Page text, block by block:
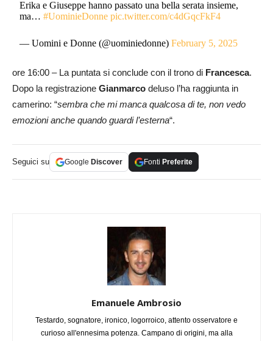
Erika e Giuseppe hanno passato una bella serata insieme,
ma…#UominieDonne pic.twitter.com/c4dGqcFkF4
— Uomini e Donne (@uominiedonne)February 5, 2025
ore 16:00 – La puntata si conclude con il trono di Francesca.
Dopo la registrazione Gianmarco deluso l’ha raggiunta in
camerino: “sembra che mi manca qualcosa di te, non vedo
emozioni anche quando guardi l’esterna“.
Seguici su Google Discover Fonti Preferite
Emanuele Ambrosio
Testardo, sognatore, ironico, logorroico, attento osservatore e
curioso all'ennesima potenza. Campano di origini, ma alla